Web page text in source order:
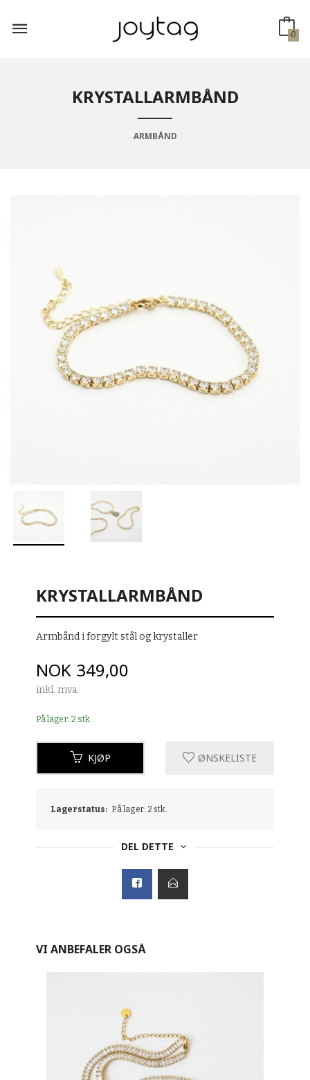
innholdet
0
KRYSTALLARMBÅND
ARMBÅND
KRYSTALLARMBÅND
Armbånd i forgylt stål og krystaller
Pris
NOK 349,00
inkl. mva.
På lager: 2 stk.
KJØP ØNSKELISTE
Lagerstatus: På lager: 2 stk.
DEL DETTE
VI ANBEFALER OGSÅ